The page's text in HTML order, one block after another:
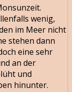
wenig,
im Meer nicht
stehen dann
eine sehr
an der
und
hinunter.